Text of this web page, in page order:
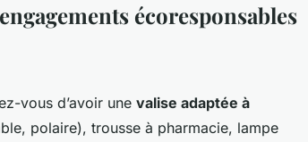
écoresponsables
vous d’avoir une valise adaptée à
polaire), trousse à pharmacie, lampe